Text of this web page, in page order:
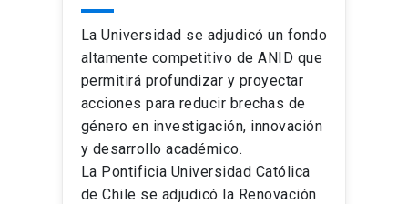
La Universidad se adjudicó un fondo
altamente competitivo de ANID que
permitirá profundizar y proyectar
acciones para reducir brechas de
género en investigación, innovación
y desarrollo académico.
La Pontificia Universidad Católica
de Chile se adjudicó la Renovación